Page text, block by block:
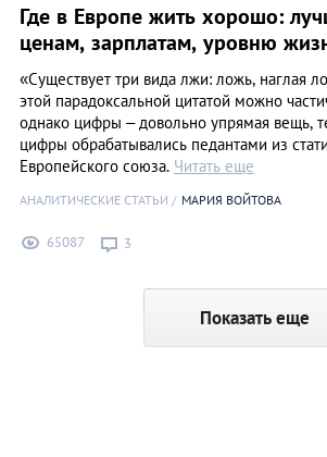
Где в Европе жить хорошо:
ценам, зарплатам, уровню
«Существует три вида лжи: ложь, наглая
этой парадоксальной цитатой можно
однако цифры – довольно упрямая вещь,
цифры обрабатывались педантами из
Европейского союза. Читать еще
АНАЛИТИЧЕСКИЕ СТАТЬИ МАРИЯ ВОЙТОВА
65087 3
Показать еще